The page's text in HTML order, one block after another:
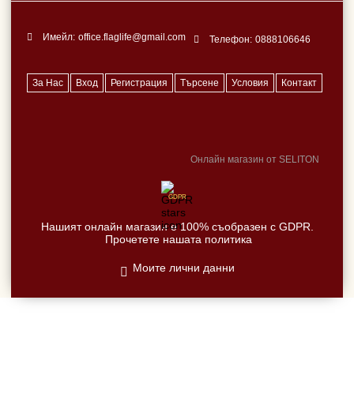
Имейл: office.flaglife@gmail.com Телефон: 0888106646
За Нас Вход Регистрация Търсене Условия Контакт
Онлайн магазин от SELITON
GDPR
Нашият онлайн магазин е 100% съобразен с GDPR.
Прочетете нашата политика
Моите лични данни